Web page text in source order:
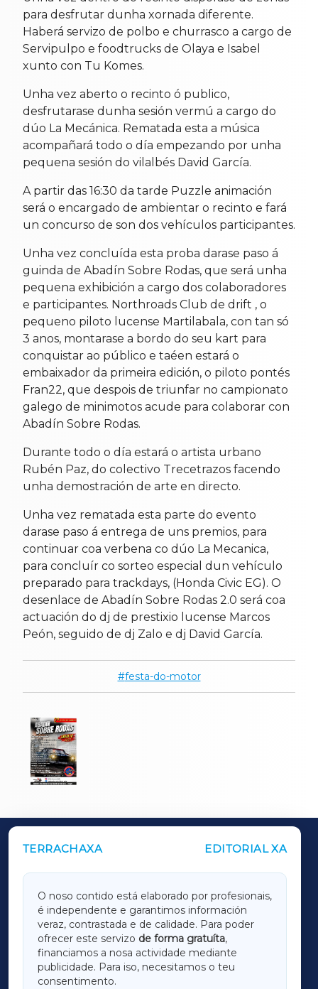
para desfrutar dunha xornada diferente.
Haberá servizo de polbo e churrasco a cargo de
Servipulpo e foodtrucks de Olaya e Isabel
xunto con Tu Komes.
Unha vez aberto o recinto ó publico,
desfrutarase dunha sesión vermú a cargo do
dúo La Mecánica. Rematada esta a música
acompañará todo o día empezando por unha
pequena sesión do vilalbés David García.
A partir das 16:30 da tarde Puzzle animación
será o encargado de ambientar o recinto e fará
un concurso de son dos vehículos participantes.
Unha vez concluída esta proba darase paso á
guinda de Abadín Sobre Rodas, que será unha
pequena exhibición a cargo dos colaboradores
e participantes. Northroads Club de drift , o
pequeno piloto lucense Martilabala, con tan só
3 anos, montarase a bordo do seu kart para
conquistar ao público e taéen estará o
embaixador da primeira edición, o piloto pontés
Fran22, que despois de triunfar no campionato
galego de minimotos acude para colaborar con
Abadín Sobre Rodas.
Durante todo o día estará o artista urbano
Rubén Paz, do colectivo Trecetrazos facendo
unha demostración de arte en directo.
Unha vez rematada esta parte do evento
darase paso á entrega de uns premios, para
continuar coa verbena co dúo La Mecanica,
para concluír co sorteo especial dun vehículo
preparado para trackdays, (Honda Civic EG). O
desenlace de Abadín Sobre Rodas 2.0 será coa
actuación do dj de prestixio lucense Marcos
Peón, seguido de dj Zalo e dj David García.
festa-do-motor
TERRACHAXA EDITORIAL XA
O noso contido está elaborado por profesionais,
é independente e garantimos información
veraz, contrastada e de calidade. Para poder
ofrecer este servizo de forma gratuíta,
financiamos a nosa actividade mediante
publicidade. Para iso, necesitamos o teu
consentimento.
OUTROS PERIÓDICOS
LUGOXA
TERRACHAXA